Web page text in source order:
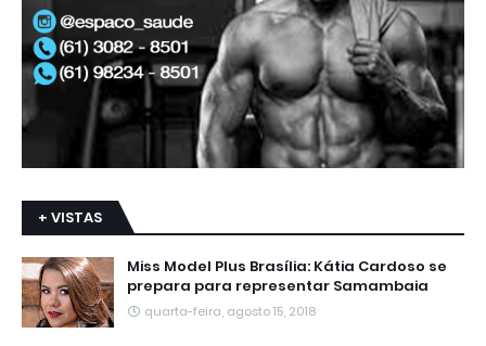
+ VISTAS
Miss Model Plus Brasília: Kátia Cardoso se
prepara para representar Samambaia
quarta-feira, agosto 15, 2018